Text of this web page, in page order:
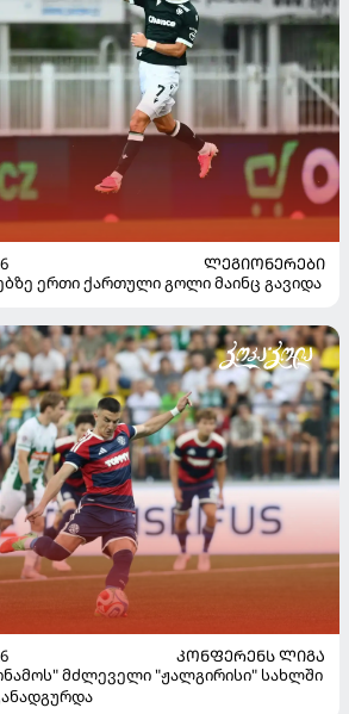
ᲚᲔᲒᲘᲝᲜᲔᲠᲔᲑᲘ
ერთი ქართული გოლი მაინც გავიდა
ᲙᲝᲜᲤᲔᲠᲔᲜᲡ ᲚᲘᲒᲐ
მძლეველი "ჟალგირისი" სახლში